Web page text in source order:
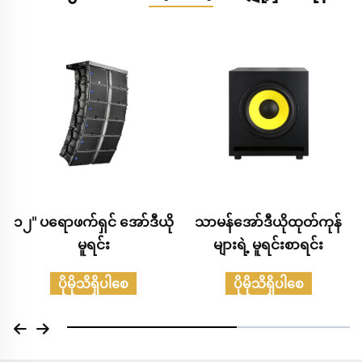
သာမန်အော်ဒီယိုထုတ်ကုန်
များရဲ့ မူရင်းစာရင်း
ပိုမိုသိရှိပါစေ
ပညာရှင်အော်ဒီယိုမူရင်း
စာရင်း
ပိုမိုသိရှိပါစေ